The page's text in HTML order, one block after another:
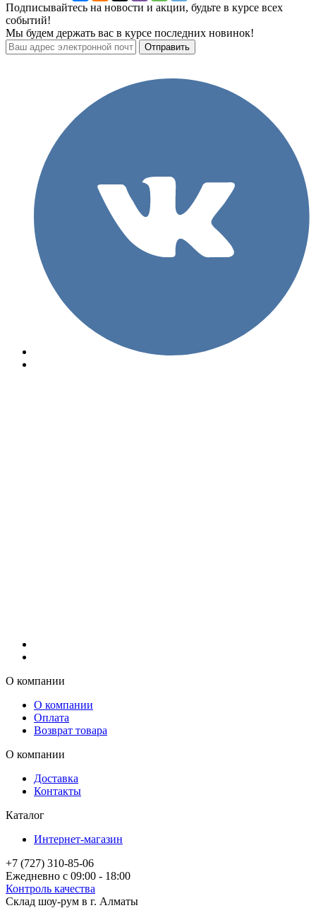
Подписывайтесь на новости и акции, будьте в курсе всех
событий!
Мы будем держать вас в курсе последних новинок!
О компании
О компании
Оплата
Возврат товара
О компании
Доставка
Контакты
Каталог
Интернет-магазин
+7 (727) 310-85-06
Ежедневно с 09:00 - 18:00
Контроль качества
Склад шоу-рум в г. Алматы